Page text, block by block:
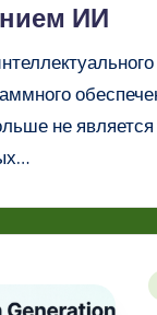
ИИ
не